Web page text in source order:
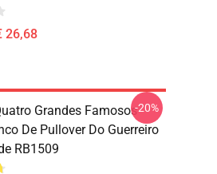
26,68
Grandes Famosos
De Pullover Do Guerreiro
RB1509
-20%